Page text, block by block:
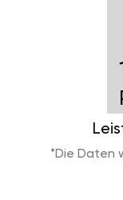
*Die Daten